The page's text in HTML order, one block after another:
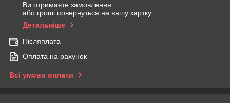
Ви отримаєте замовлення
або гроші повернуться на вашу картку
Детальніше
Післяплата
Оплата на рахунок
Всі умови оплати